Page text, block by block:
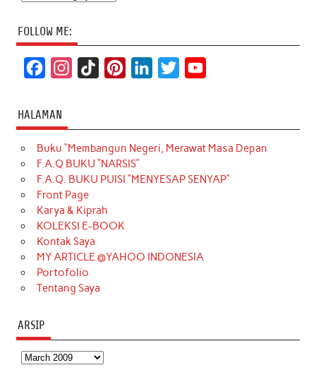
FOLLOW ME:
c
e
b
o
o
k
t
a
g
r
a
m
T
o
k
t
e
r
k
e
d
t
t
e
T
u
b
HALAMAN
Buku “Membangun Negeri, Merawat Masa Depan
F.A.Q BUKU “NARSIS”
F.A.Q. BUKU PUISI “MENYESAP SENYAP”
Front Page
Karya & Kiprah
KOLEKSI E-BOOK
Kontak Saya
MY ARTICLE @YAHOO INDONESIA
Portofolio
Tentang Saya
ARSIP
Arsip